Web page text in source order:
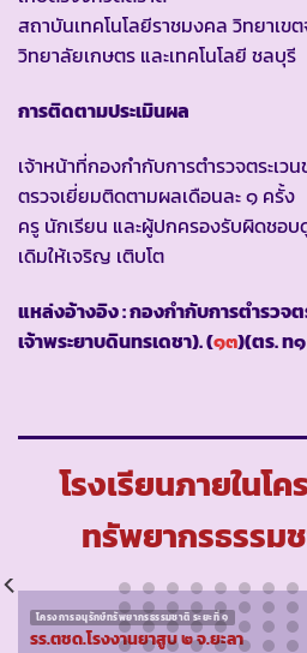
สถาบันเทคโนโลยีราชมงคล วิทยาเข
วิทยาลัยเกษตร และเทคโนโลยี ชลบุรี
การติดตามประเมินผล
เจ้าหน้าที่กองกำกับการตำรวจตระเว
ตรวจเยี่ยมติดตามผลเดือนละ ๑ ครั้ง
ครู นักเรียน และผู้ปกครองรับผิดชอ
เดิมให้เจริญ เติบโต
แหล่งอ้างอิง : กองกำกับการตำรวจ
เจ้าพระยาบดินทรเดชา). (๑๓)(ตร. ท
โรงเรียนภายในโ
ทรัพยากรธรรม
โครงการอนุรักษ์ทรัพยากรธรรมชาติ ระยะที่ ๑
รร.ตชด.โรงงานยาสูบ ๒ จ.ยะลา